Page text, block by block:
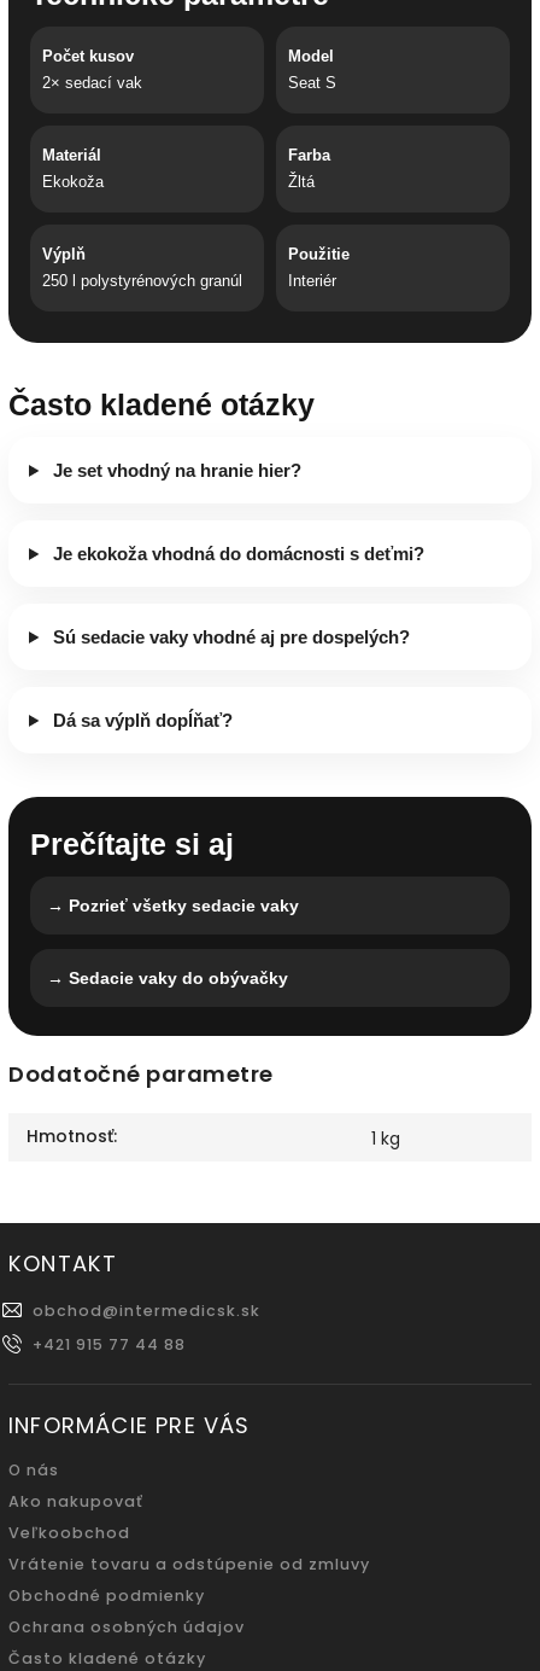
Počet kusov
2× sedací vak
Model
Seat S
Materiál
Ekokoža
Farba
Žltá
Výplň
250 l polystyrénových granúl
Použitie
Interiér
Často kladené otázky
Je set vhodný na hranie hier?
Je ekokoža vhodná do domácnosti s deťmi?
Sú sedacie vaky vhodné aj pre dospelých?
Dá sa výplň dopĺňať?
Prečítajte si aj
→ Pozrieť všetky sedacie vaky
→ Sedacie vaky do obývačky
Dodatočné parametre
Hmotnosť: 1 kg
KONTAKT
obchod@intermedicsk.sk
+421 915 77 44 88
INFORMÁCIE PRE VÁS
O nás
Ako nakupovať
Veľkoobchod
Vrátenie tovaru a odstúpenie od zmluvy
Obchodné podmienky
Ochrana osobných údajov
Často kladené otázky